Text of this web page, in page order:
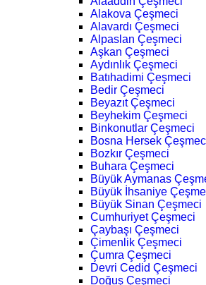
Alakova Çeşmeci
Alavardı Çeşmeci
Alpaslan Çeşmeci
Aşkan Çeşmeci
Aydınlık Çeşmeci
Batıhadimi Çeşmeci
Bedir Çeşmeci
Beyazıt Çeşmeci
Beyhekim Çeşmeci
Binkonutlar Çeşmeci
Bosna Hersek
Bozkır Çeşmeci
Buhara Çeşmeci
Büyük Aymanas
Büyük İhsaniye
Büyük Sinan Çeşmeci
Cumhuriyet Çeşmeci
Çaybaşı Çeşmeci
Çimenlik Çeşmeci
Çumra Çeşmeci
Devri Cedid Çeşmeci
Doğuş Çeşmeci